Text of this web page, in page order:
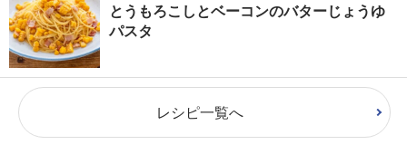
とうもろこしとベーコンのバターじょうゆ
パスタ
レシピ一覧へ